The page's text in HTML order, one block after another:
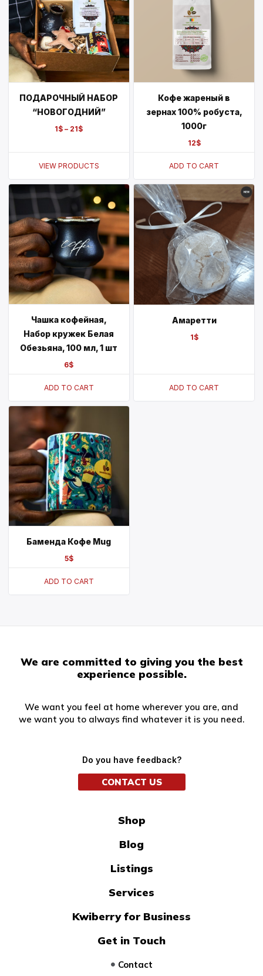
ПОДАРОЧНЫЙ НАБОР
“НОВОГОДНИЙ”
1$ – 21$
VIEW PRODUCTS
Кофе жареный в
зернах 100% робуста,
1000г
12$
ADD TO CART
Чашка кофейная,
Набор кружек Белая
Обезьяна, 100 мл, 1 шт
6$
ADD TO CART
Амаретти
1$
ADD TO CART
Баменда Кофе Mug
5$
ADD TO CART
We are committed to giving you the best
experience possible.
We want you feel at home wherever you are, and
we want you to always find whatever it is you need.
Do you have feedback?
CONTACT US
Shop
Blog
Listings
Services
Kwiberry for Business
Get in Touch
Contact